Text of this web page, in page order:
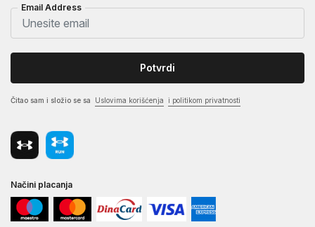
Email Address
Potvrdi
Čitao sam i složio se sa Uslovima korišćenja i politikom privatnosti
Načini placanja